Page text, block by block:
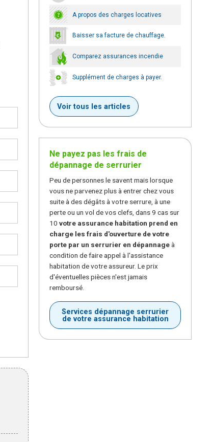
A propos des charges locatives
Baisser sa facture de chauffage.
Comparez assurances incendie
Supplément de charges à payer.
Voir tous les articles
Ne payez pas les frais de
dépannage de serrurier
Peu de personnes le savent mais lorsque
vous ne parvenez plus à entrer chez vous
suite à des dégâts à votre serrure, à une
perte ou un vol de vos clefs, dans 9 cas sur
10 votre assurance habitation prend en
charge les frais d'ouverture de votre
porte par un serrurier en dépannageà
condition de faire appel à l'assistance
habitation de votre assureur. Le prix
d'éventuelles pièces n'est jamais
remboursé.
Services dépannage serrurier
de votre assurance habitation